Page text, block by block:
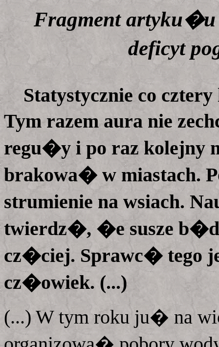
Fragment
deficyt
Statystycznie co cztery
Tym razem aura nie
regu�y i po raz kolejny
brakowa� w miastach.
strumienie na wsiach.
twierdz�, �e susze
cz�ciej. Sprawc� tego
cz�owiek. (...)
(...) W tym roku ju� na